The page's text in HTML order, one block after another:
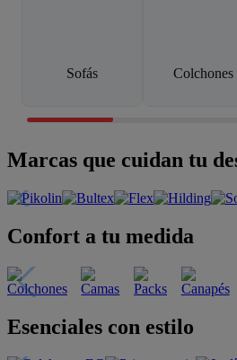
Sofás Colchones
Marcas que cuidan tu
Confort a tu medida
Esenciales con estilo